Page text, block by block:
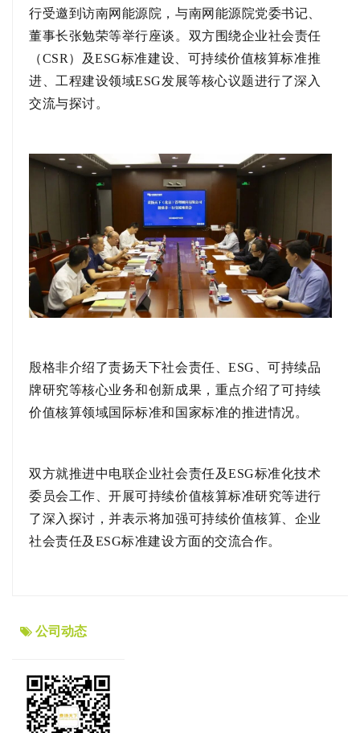
行受邀到访南网能源院 ，与南网能源院党委书记、
董事长张勉荣等举行座谈。双方围绕企业社会责任
（CSR）及ESG标准建设、可持续价值核算标准推
进、工程建设领域ESG发展等核心议题进行了深入
交流与探讨。
殷格非介绍了责扬天下社会责任、ESG、可持续品
牌研究等核心业务和创新成果，重点介绍了可持续
价值核算领域国际标准和国家标准的推进情况。
双方就推进中电联企业社会责任及ESG标准化技术
委员会工作、开展可持续价值核算标准研究等进行
了深入探讨，并表示将加强可持续价值核算、企业
社会责任及ESG标准建设方面的交流合作。
公司动态